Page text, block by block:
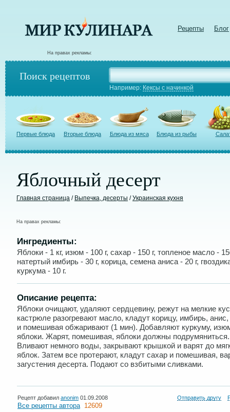
Рецепты Блог
На правах рекламы:
Поиск рецептов
Например: Кексы с начинкой
Первые блюда Вторые блюда Блюда из мяса Блюда из рыбы
Яблочный десерт
Главная страница / Выпечка, десерты /Украинская кухня
На правах рекламы:
Ингредиенты:
Яблоки - 1 кг, изюм - 100 г, сахар - 150 г, топленое масло -
натертый имбирь - 30 г, корица, семена аниса - 20 г,
куркума - 10 г.
Описание рецепта:
Яблоки очищают, удаляют сердцевину, режут на мелкие
кастрюле разогревают масло, кладут корицу, имбирь, анис,
и помешивая обжаривают (1 мин). Добавляют куркуму,
яблоки. Жарят, помешивая, яблоки должны подрумяниться.
Вливают немного воды, закрывают крышкой и варят до
яблок. Затем все протерают, кладут сахар и помешивая,
загустения десерта. Подают со взбитыми сливками.
Рецепт добавил anonim 01.09.2008 Отправить другу
Все рецепты автора 12609